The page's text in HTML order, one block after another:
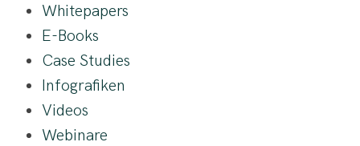
Whitepapers
E-Books
Case Studies
Infografiken
Videos
Webinare